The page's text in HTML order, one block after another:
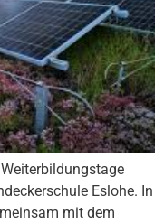
Eslohe. In
mit dem